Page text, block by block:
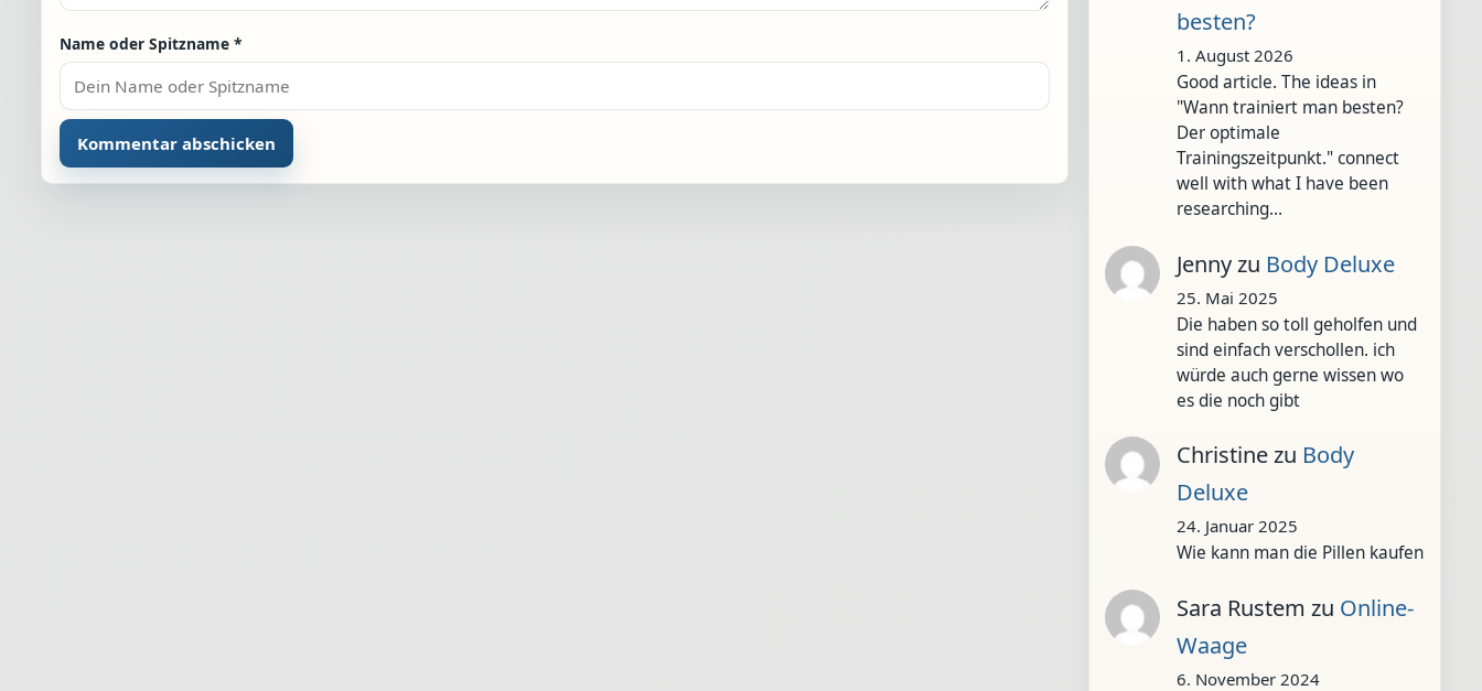
Name oder Spitzname *
besten?
1. August 2026
Good article. The ideas in
"Wann trainiert man besten?
Der optimale
Trainingszeitpunkt." connect
well with what I have been
researching…
Jennyzu Body Deluxe
25. Mai 2025
Die haben so toll geholfen und
sind einfach verschollen. ich
würde auch gerne wissen wo
es die noch gibt
Christinezu Body
Deluxe
24. Januar 2025
Wie kann man die Pillen kaufen
Sara Rustem zu Online-
Waage
6. November 2024